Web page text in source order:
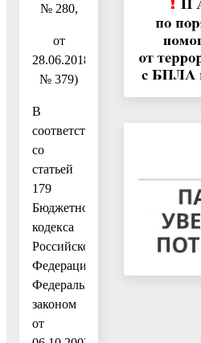
№ 280,
от
28.06.2018
№ 379)
В
соответствии
со
статьей
179
Бюджетного
кодекса
Российской
Федерации,
Федеральным
законом
от